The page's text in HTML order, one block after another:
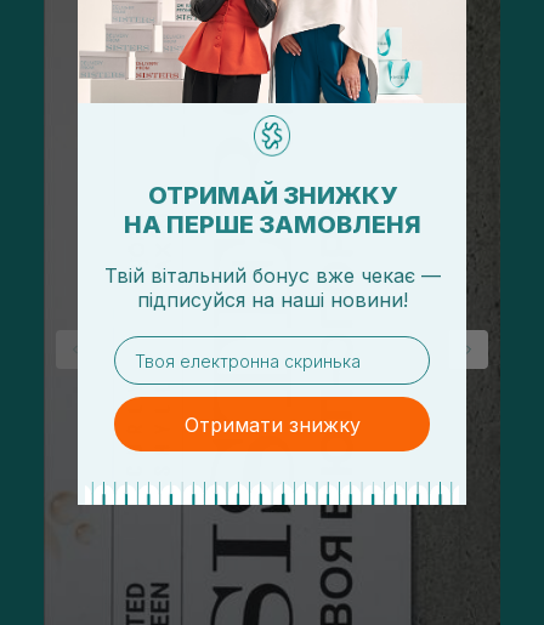
ОТРИМАЙ ЗНИЖКУ
НА ПЕРШЕ ЗАМОВЛЕНЯ
Твій вітальний бонус вже чекає —
підписуйся на наші новини!
email
Отримати знижку